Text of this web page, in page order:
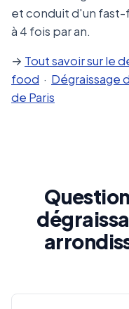
et conduit d'un
à 4 fois par an.
→ Tout savoir sur le
food · Dégraissage
de Paris